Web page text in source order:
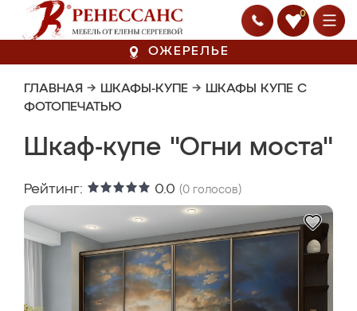
0
ОЖЕРЕЛЬЕ
ГЛАВНАЯ → ШКАФЫ-КУПЕ → ШКАФЫ КУПЕ С
ФОТОПЕЧАТЬЮ
Шкаф-купе "Огни моста"
Рейтинг: 0.0 (0 голосов)